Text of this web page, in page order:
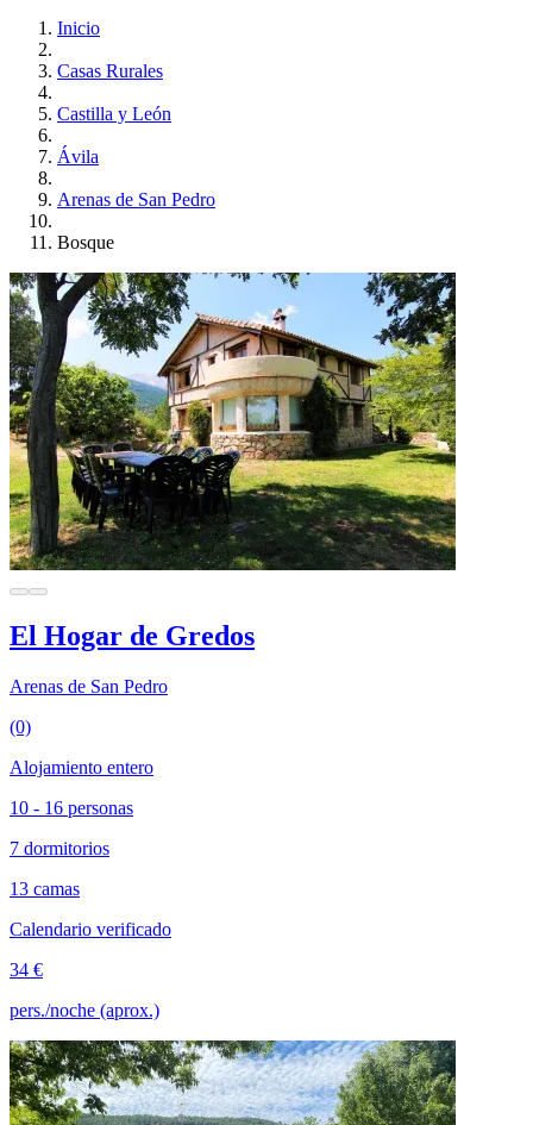
Inicio
Casas Rurales
Castilla y León
Ávila
Arenas de San Pedro
Bosque
El Hogar de Gredos
Arenas de San Pedro
(0)
Alojamiento entero
10 - 16 personas
7 dormitorios
13 camas
Calendario verificado
34 €
pers./noche (aprox.)